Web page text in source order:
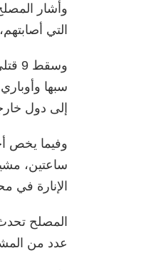
وأشار
التي
سبها
إلى دول
وفيما يخص
الإنارة في
المصلح
عدد من